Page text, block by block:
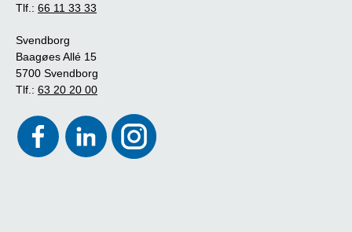
Tlf.: 66 11 33 33
Svendborg
Baagøes Allé 15
5700 Svendborg
Tlf.: 63 20 20 00